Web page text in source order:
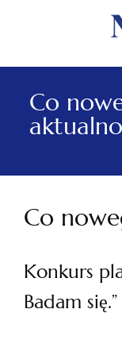
Co
Co
Konkurs
Badam